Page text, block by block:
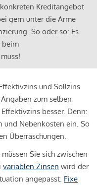
Kreditangebot
gern unter die Arme
So oder so: Es
beim
und Sollzins
zum selben
besser. Denn:
und Nebenkosten ein. So
Überraschungen.
müssen Sie sich zwischen
variablen Zinsen wird der
angepasst. Fixe